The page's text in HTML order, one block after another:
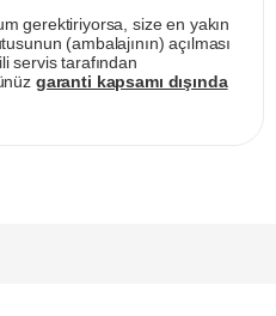
gerektiriyorsa, size en yakın
(ambalajının) açılması
servis tarafından
garanti kapsamı dışında